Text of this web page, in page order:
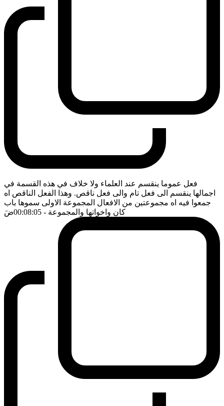
فعل عموما ينقسم عند العلماء ولا خلاف في هذه القسمة في
اجمالها ينقسم الى فعل تام والى فعل ناقص. وهذا الفعل الناقص اه
جمعوا فيه اه مجموعتين من الافعال المجموعة الاولى سموها باب
كان واخواتها والمجموعة - 00:08:05 ضَ